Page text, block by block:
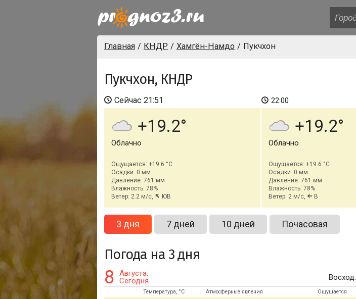
Главная КНДР Хамгён-Намдо Пукчхон
Пукчхон, КНДР
Сейчас 21:51
+19.2
Облачно
Ощущается: +19.6 °C
Осадки: 0 мм
Давление: 761 мм
Влажность: 78%
Ветер: 2.2 м/с,
ЮВ
22:00
+19.2
Облачно
Ощущается: +19.6 °C
Осадки: 0 мм
Давление: 761 мм
Влажность: 78%
Ветер: 2 м/с,
В
3 дня 7 дней 10 дней Почасовая
Погода на 3 дня
8
Августа,
Сегодня
Восход:
Температура, °C Атмосферные явления Ощущается